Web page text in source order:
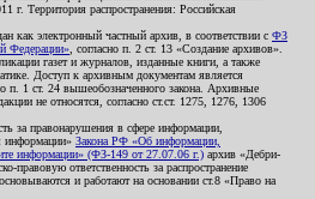
г. Территория распространения: Российская
как электронный частный архив, в соответствии с ФЗ
Федерации» , согласно п. 2 ст. 13 «Создание архивов».
газет и журналов, изданные книги, а также
Доступ к архивным документам является
п. 1 ст. 24 вышеобозначенного закона. Архивные
не относятся, согласно ст.ст. 1275, 1276, 1306
за правонарушения в сфере информации,
информации» Закона РФ «Об информации,
информации» (ФЗ-149 от 27.07.06 г.) архив «Дебри-
ответственность за распространение
и работают на основании ст.8 «Право на